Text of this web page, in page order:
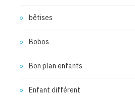
bêtises
Bobos
Bon plan enfants
Enfant différent